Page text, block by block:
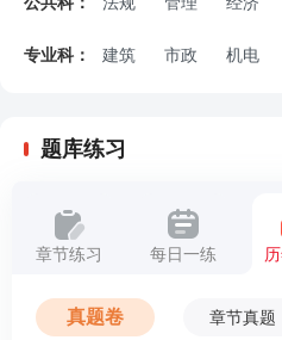
专业科： 建筑 市政 机电
题库练习
章节练习 每日一练
真题卷 章节真题